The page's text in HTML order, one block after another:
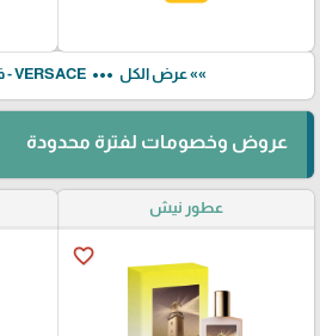
»» عرض الكل more_horiz VERSACE - فيرساتشي
عروض وخصومات لفترة محدودة
عطور نيش
favorite_border